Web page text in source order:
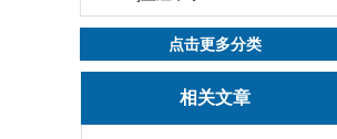
点击更多分类
相关文章